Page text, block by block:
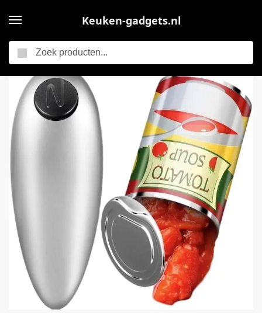
Keuken-gadgets.nl
Elektronische Blikopener – Automatische Blikopener Met Eén Drukknop – Verbeterd Mes Opent Elke Blik – Veilig Blikopener Zonder Scherpe Randen – Keuken Accessoire